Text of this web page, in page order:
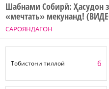
САРОЯНДАГОН
Шабнами Собирӣ: Ҳасудон
«мечтать» мекунанд!
Тобистони тиллоӣ 6